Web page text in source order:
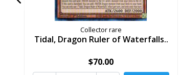
Collector rare
Tidal, Dragon Ruler of Waterfalls..
$70.00